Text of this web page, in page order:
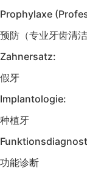
Prophylaxe
预防（专业牙齿清洁
Zahnersatz:
假牙
Implantologie:
种植牙
功能诊断